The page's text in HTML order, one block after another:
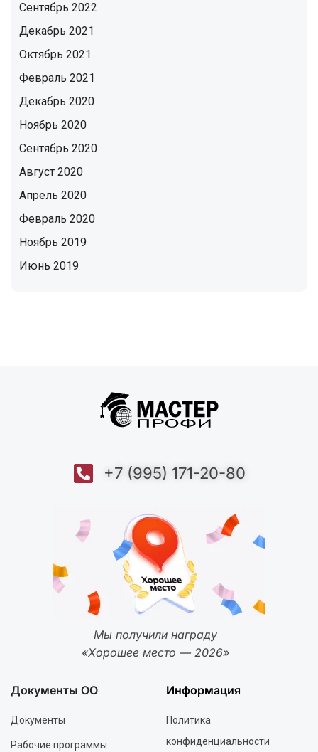
Сентябрь 2022
Декабрь 2021
Октябрь 2021
Февраль 2021
Декабрь 2020
Ноябрь 2020
Сентябрь 2020
Август 2020
Апрель 2020
Февраль 2020
Ноябрь 2019
Июнь 2019
+7 (995) 171-20-80
Мы получили награду
«Хорошее место — 2026»
Документы ОО
Документы
Рабочие программы
Информация
Политика
конфиденциальности